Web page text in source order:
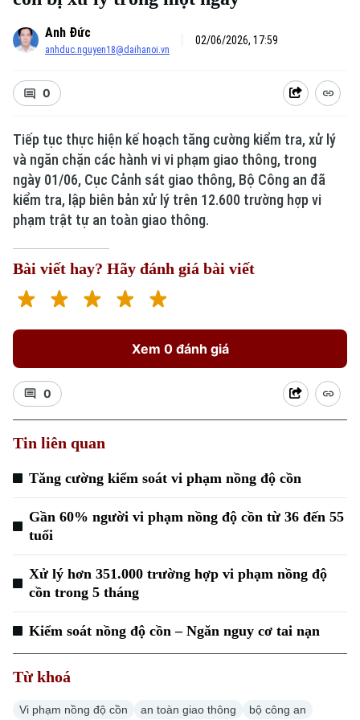
Xu hướng
Chuyên mục
Anh Đức
anhduc.nguyen18@daihanoi.vn
02/06/2026, 17:59
0
Tiếp tục thực hiện kế hoạch tăng cường kiểm tra, xử lý
và ngăn chặn các hành vi vi phạm giao thông, trong
ngày 01/06, Cục Cảnh sát giao thông, Bộ Công an đã
kiểm tra, lập biên bản xử lý trên 12.600 trường hợp vi
phạm trật tự an toàn giao thông.
Bài viết hay? Hãy đánh giá bài viết
Xem 0 đánh giá
0
Tin liên quan
Tăng cường kiểm soát vi phạm nồng độ cồn
Gần 60% người vi phạm nồng độ cồn từ 36 đến 55
tuổi
Xử lý hơn 351.000 trường hợp vi phạm nồng độ
cồn trong 5 tháng
Kiểm soát nồng độ cồn – Ngăn nguy cơ tai nạn
Từ khoá
Vi phạm nồng độ cồn an toàn giao thông
bộ công an